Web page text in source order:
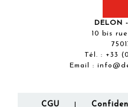
DELON
10 bis
Tél. : +33
Email :
CGU